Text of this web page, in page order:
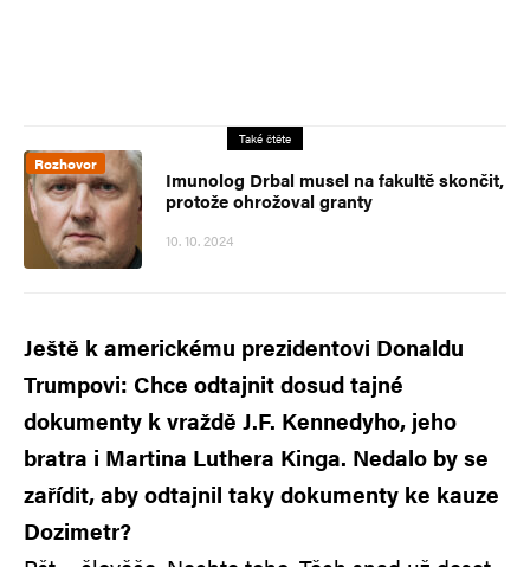
Také čtěte
Rozhovor
Imunolog Drbal musel na fakultě skončit,
protože ohrožoval granty
10. 10. 2024
Ještě k americkému prezidentovi Donaldu
Trumpovi: Chce odtajnit dosud tajné
dokumenty k vraždě J.F. Kennedyho, jeho
bratra i Martina Luthera Kinga. Nedalo by se
zařídit, aby odtajnil taky dokumenty ke kauze
Dozimetr?